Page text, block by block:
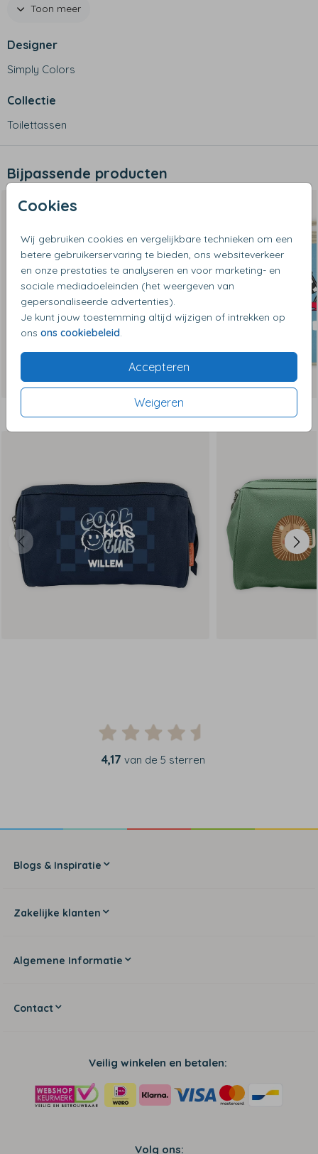
Cookies
Wij gebruiken cookies en vergelijkbare technieken om een
betere gebruikerservaring te bieden, ons websiteverkeer
en onze prestaties te analyseren en voor marketing- en
sociale mediadoeleinden (het weergeven van
gepersonaliseerde advertenties).
Je kunt jouw toestemming altijd wijzigen of intrekken op
ons ons cookiebeleid
Accepteren
Weigeren
- 600 D materiaal
- Twee kleine vakjes aan de binnenkant met rits en
klittenband
- Niet geschikt voor de wasmachine
Toon meer
Designer
Simply Colors
Collectie
Toilettassen
Bijpassende producten
Dit vind je misschien ook leuk
4,17 van de 5 sterren
Blogs & Inspiratie
Zakelijke klanten
Algemene Informatie
Contact
Veilig winkelen en betalen:
Volg ons: